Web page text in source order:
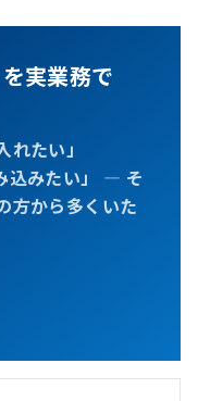
実業務で
れたい」
込みたい」 — そ
方から多くいた